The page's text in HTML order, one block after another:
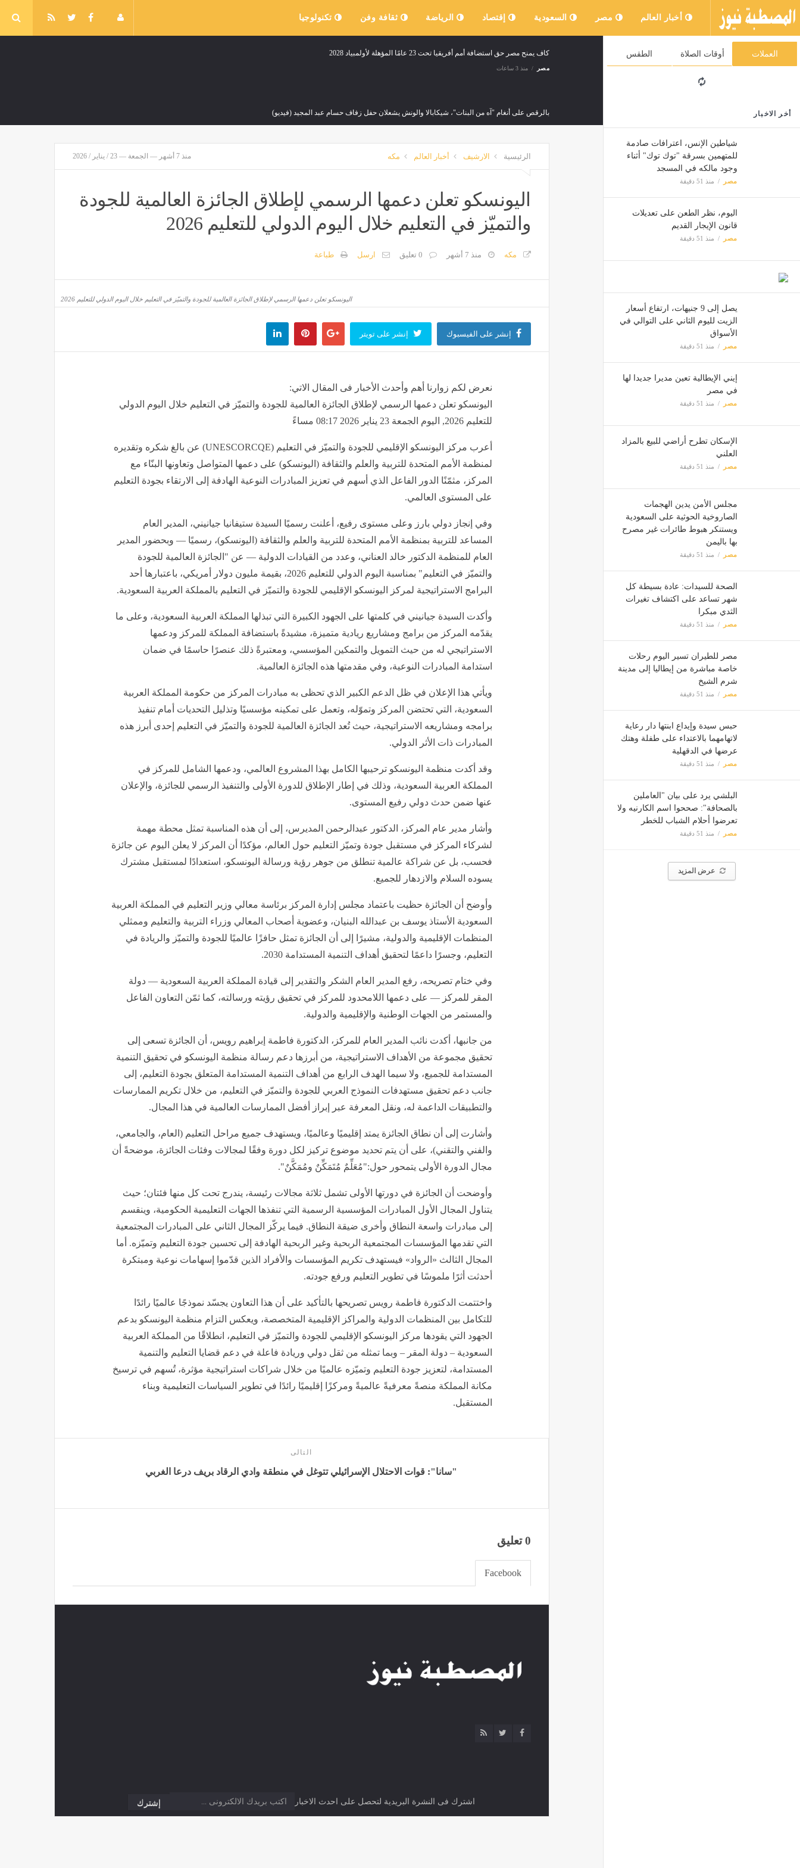
أخبار العالم مصر السعودية إقتصاد الرياضة ثقافة وفن تكنولوجيا
العملات أوقات الصلاة الطقس
أخر الاخبار
شياطين الإنس، اعترافات صادمة
للمتهمين بسرقة "توك توك" أثناء
وجود مالكه في المسجد
مصر منذ 51 دقيقة
اليوم، نظر الطعن على تعديلات
قانون الإيجار القديم
مصر منذ 51 دقيقة
يصل إلى 9 جنيهات، ارتفاع أسعار
الزيت لليوم الثاني على التوالي في
الأسواق
مصر منذ 51 دقيقة
إيني الإيطالية تعين مديرا جديدا لها
في مصر
مصر منذ 51 دقيقة
الإسكان تطرح أراضي للبيع بالمزاد
العلني
مصر منذ 51 دقيقة
مجلس الأمن يدين الهجمات
الصاروخية الحوثية على السعودية
ويستنكر هبوط طائرات غير مصرح
بها باليمن
مصر منذ 51 دقيقة
الصحة للسيدات: عادة بسيطة كل
شهر تساعد على اكتشاف تغيرات
الثدي مبكرا
مصر منذ 51 دقيقة
مصر للطيران تسير اليوم رحلات
خاصة مباشرة من إيطاليا إلى مدينة
شرم الشيخ
مصر منذ 51 دقيقة
حبس سيدة وإيداع ابنتها دار رعاية
لاتهامهما بالاعتداء على طفلة وهتك
عرضها في الدقهلية
مصر منذ 51 دقيقة
البلشي يرد على بيان "العاملين
بالصحافة": صححوا اسم الكارنيه ولا
تعرضوا أحلام الشباب للخطر
مصر منذ 51 دقيقة
عرض المزيد
كاف يمنح مصر حق استضافة أمم أفريقيا تحت 23 عامًا المؤهلة لأولمبياد 2028
مصر منذ 3 ساعات
بالرقص على أنغام "آه من البنات"، شيكابالا والونش يشعلان حفل زفاف حسام عبد المجيد (فيديو)
لسد العجز، الأطباء تطالب الصحة بكشف قواعد حركة النيابات وحدود القبول بكل مستشفى
اليوم، إعلان نتيجة تنسيق القبول لرياض الأطفال والصف الأول الابتدائي بالمعاهد الأزهرية "يويفا" دفع أموالا لعشيقته، فضيحة نسائية تزلزل عرش إنفانتينو
مصر منذ 3 ساعات
آبل تكشف عن ميزة جديدة في iOS 27 تجعل الإنترنت أسرع على الآيفون
المعاملة بالمثل وإجراءات بدءا من اليوم، إسبانيا تصعد مع إيطاليا على خلفية أزمة مهاجري سبتة
صوت مصر، أنغام تتألق في حفلها بالساحل وسط حضور كوكبة من نجوم الفن (فيديو وصور) وصلة رقص لحسام عبد المجيد وعروسته في حفل زفافه
مصر
الرئيسية الارشيف أخبار العالم مكه منذ 7 أشهر — الجمعة — 23 / يناير / 2026
اليونسكو تعلن دعمها الرسمي لإطلاق الجائزة العالمية للجودة
والتميّز في التعليم خلال اليوم الدولي للتعليم 2026
مكه منذ 7 أشهر 0 تعليق ارسل طباعة
اليونسكو تعلن دعمها الرسمي لإطلاق الجائزة العالمية للجودة والتميّز في التعليم خلال اليوم الدولي للتعليم 2026
إنشر على الفيسبوك إنشر على تويتر
نعرض لكم زوارنا أهم وأحدث الأخبار فى المقال الاتي:
اليونسكو تعلن دعمها الرسمي لإطلاق الجائزة العالمية للجودة والتميّز في التعليم خلال اليوم الدولي
للتعليم 2026, اليوم الجمعة 23 يناير 2026 08:17 مساءً
أعرب مركز اليونسكو الإقليمي للجودة والتميّز في التعليم (UNESCORCQE) عن بالغ شكره وتقديره
لمنظمة الأمم المتحدة للتربية والعلم والثقافة (اليونسكو) على دعمها المتواصل وتعاونها البنّاء مع
المركز، مثمّنًا الدور الفاعل الذي أسهم في تعزيز المبادرات النوعية الهادفة إلى الارتقاء بجودة التعليم
على المستوى العالمي.
وفي إنجاز دولي بارز وعلى مستوى رفيع، أعلنت رسميًا السيدة ستيفانيا جيانيني، المدير العام
المساعد للتربية بمنظمة الأمم المتحدة للتربية والعلم والثقافة (اليونسكو)، رسميًا — وبحضور المدير
العام للمنظمة الدكتور خالد العناني، وعدد من القيادات الدولية — عن "الجائزة العالمية للجودة
والتميّز في التعليم" بمناسبة اليوم الدولي للتعليم 2026، بقيمة مليون دولار أمريكي، باعتبارها أحد
البرامج الاستراتيجية لمركز اليونسكو الإقليمي للجودة والتميّز في التعليم بالمملكة العربية السعودية.
وأكدت السيدة جيانيني في كلمتها على الجهود الكبيرة التي تبذلها المملكة العربية السعودية، وعلى ما
يقدّمه المركز من برامج ومشاريع ريادية متميزة، مشيدةً باستضافة المملكة للمركز ودعمها
الاستراتيجي له من حيث التمويل والتمكين المؤسسي، ومعتبرةً ذلك عنصرًا حاسمًا في ضمان
استدامة المبادرات النوعية، وفي مقدمتها هذه الجائزة العالمية.
ويأتي هذا الإعلان في ظل الدعم الكبير الذي تحظى به مبادرات المركز من حكومة المملكة العربية
السعودية، التي تحتضن المركز وتموّله، وتعمل على تمكينه مؤسسيًا وتذليل التحديات أمام تنفيذ
برامجه ومشاريعه الاستراتيجية، حيث تُعد الجائزة العالمية للجودة والتميّز في التعليم إحدى أبرز هذه
المبادرات ذات الأثر الدولي.
وقد أكدت منظمة اليونسكو ترحيبها الكامل بهذا المشروع العالمي، ودعمها الشامل للمركز في
المملكة العربية السعودية، وذلك في إطار الإطلاق للدورة الأولى والتنفيذ الرسمي للجائزة، والإعلان
عنها ضمن حدث دولي رفيع المستوى.
وأشار مدير عام المركز، الدكتور عبدالرحمن المديرس، إلى أن هذه المناسبة تمثل محطة مهمة
لشركاء المركز في مستقبل جودة وتميّز التعليم حول العالم، مؤكدًا أن المركز لا يعلن اليوم عن جائزة
فحسب، بل عن شراكة عالمية تنطلق من جوهر رؤية ورسالة اليونسكو، استعدادًا لمستقبل مشترك
يسوده السلام والازدهار للجميع.
وأوضح أن الجائزة حظيت باعتماد مجلس إدارة المركز برئاسة معالي وزير التعليم في المملكة العربية
السعودية الأستاذ يوسف بن عبدالله البنيان، وعضوية أصحاب المعالي وزراء التربية والتعليم وممثلي
المنظمات الإقليمية والدولية، مشيرًا إلى أن الجائزة تمثل حافزًا عالميًا للجودة والتميّز والريادة في
التعليم، وجسرًا داعمًا لتحقيق أهداف التنمية المستدامة 2030.
وفي ختام تصريحه، رفع المدير العام الشكر والتقدير إلى قيادة المملكة العربية السعودية — دولة
المقر للمركز — على دعمها اللامحدود للمركز في تحقيق رؤيته ورسالته، كما ثمّن التعاون الفاعل
والمستمر من الجهات الوطنية والإقليمية والدولية.
من جانبها، أكدت نائب المدير العام للمركز، الدكتورة فاطمة إبراهيم رويس، أن الجائزة تسعى إلى
تحقيق مجموعة من الأهداف الاستراتيجية، من أبرزها دعم رسالة منظمة اليونسكو في تحقيق التنمية
المستدامة للجميع، ولا سيما الهدف الرابع من أهداف التنمية المستدامة المتعلق بجودة التعليم، إلى
جانب دعم تحقيق مستهدفات النموذج العربي للجودة والتميّز في التعليم، من خلال تكريم الممارسات
والتطبيقات الداعمة له، ونقل المعرفة عبر إبراز أفضل الممارسات العالمية في هذا المجال.
وأشارت إلى أن نطاق الجائزة يمتد إقليميًا وعالميًا، ويستهدف جميع مراحل التعليم (العام، والجامعي،
والفني والتقني)، على أن يتم تحديد موضوع تركيز لكل دورة وفقًا لمجالات وفئات الجائزة، موضحةً أن
مجال الدورة الأولى يتمحور حول:"مُعَلِّمٌ مُتَمَكِّنٌ ومُمَكَّنٌ".
وأوضحت أن الجائزة في دورتها الأولى تشمل ثلاثة مجالات رئيسة، يندرج تحت كل منها فئتان؛ حيث
يتناول المجال الأول المبادرات المؤسسية الرسمية التي تنفذها الجهات التعليمية الحكومية، وينقسم
إلى مبادرات واسعة النطاق وأخرى ضيقة النطاق. فيما يركّز المجال الثاني على المبادرات المجتمعية
التي تقدمها المؤسسات المجتمعية الربحية وغير الربحية الهادفة إلى تحسين جودة التعليم وتميّزه. أما
المجال الثالث «الرواد» فيستهدف تكريم المؤسسات والأفراد الذين قدّموا إسهامات نوعية ومبتكرة
أحدثت أثرًا ملموسًا في تطوير التعليم ورفع جودته.
واختتمت الدكتورة فاطمة رويس تصريحها بالتأكيد على أن هذا التعاون يجسّد نموذجًا عالميًا رائدًا
للتكامل بين المنظمات الدولية والمراكز الإقليمية المتخصصة، ويعكس التزام منظمة اليونسكو بدعم
الجهود التي يقودها مركز اليونسكو الإقليمي للجودة والتميّز في التعليم، انطلاقًا من المملكة العربية
السعودية – دولة المقر – وبما تمثله من ثقل دولي وريادة فاعلة في دعم قضايا التعليم والتنمية
المستدامة، لتعزيز جودة التعليم وتميّزه عالميًا من خلال شراكات استراتيجية مؤثرة، تُسهم في ترسيخ
مكانة المملكة منصةً معرفيةً عالميةً ومركزًا إقليميًا رائدًا في تطوير السياسات التعليمية وبناء
المستقبل.
التالى
"سانا": قوات الاحتلال الإسرائيلي تتوغل في منطقة وادي الرقاد ‏بريف درعا الغربي‎
0 تعليق
Facebook
اشترك فى النشرة البريدية لتحصل على احدث الاخبار